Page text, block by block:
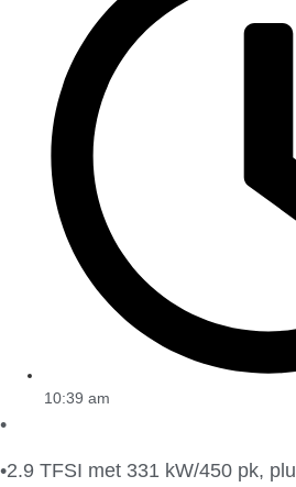
10:39 am
•
•2.9 TFSI met 331 kW/450 pk,